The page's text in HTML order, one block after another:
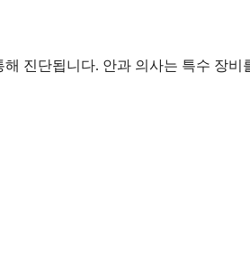
진단됩니다. 안과 의사는 특수 장